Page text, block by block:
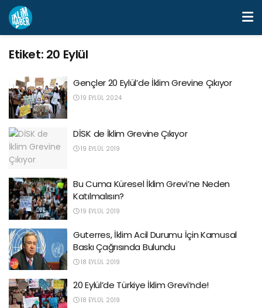
Etiket: 20 Eylül
Gençler 20 Eylül’de İklim Grevine Çıkıyor
19 EYLÜL 2024
DİSK de İklim Grevine Çıkıyor
19 EYLÜL 2019
Bu Cuma Küresel İklim Grevi’ne Neden
Katılmalısın?
19 EYLÜL 2019
Guterres, İklim Acil Durumu İçin Kamusal
Baskı Çağrısında Bulundu
18 EYLÜL 2019
20 Eylül’de Türkiye İklim Grevi’nde!
18 EYLÜL 2019